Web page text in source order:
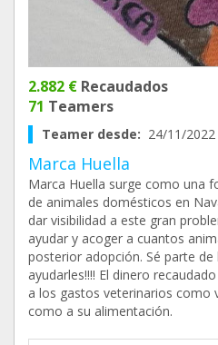
2.882 € Recaudados
71 Teamers
Teamer desde: 24/11/2022
Marca Huella
Marca Huella surge como una
de animales domésticos en
dar visibilidad a este gran
ayudar y acoger a cuantos
posterior adopción. Sé parte
ayudarles!!!! El dinero
a los gastos veterinarios como
como a su alimentación.